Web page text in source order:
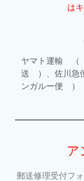
は
ヤマト運輸
送 ）、佐川
ンガルー便 ）
ア
郵送修理受付フ